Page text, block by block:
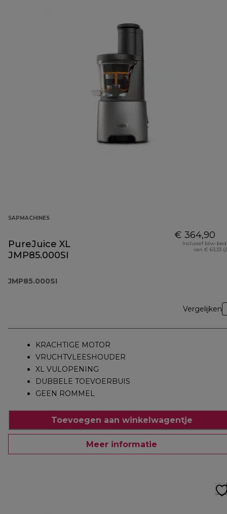
SAPMACHINES
PureJuice XL
JMP85.000SI
JMP85.000SI
€ 364,90
Inclusief btw-
van € 63,33
Vergelijken
KRACHTIGE MOTOR
VRUCHTVLEESHOUDER
XL VULOPENING
DUBBELE TOEVOERBUIS
GEEN ROMMEL
Toevoegen aan winkelwagentje
Meer informatie